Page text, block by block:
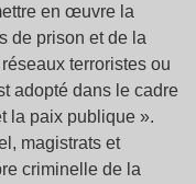
en œuvre la
de prison et de la
terroristes ou
adopté dans le cadre
la paix publique ».
magistrats et
criminelle de la